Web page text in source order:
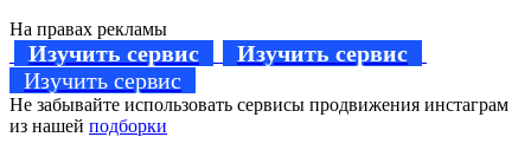
На правах рекламы
Изучить сервис
Изучить сервис
Изучить сервис
Не забывайте использовать сервисы продвижения инстаграм
из нашей подборки